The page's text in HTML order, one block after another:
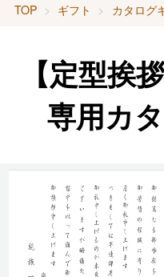
TOP ギフト カタログ
【定型挨
専用カ